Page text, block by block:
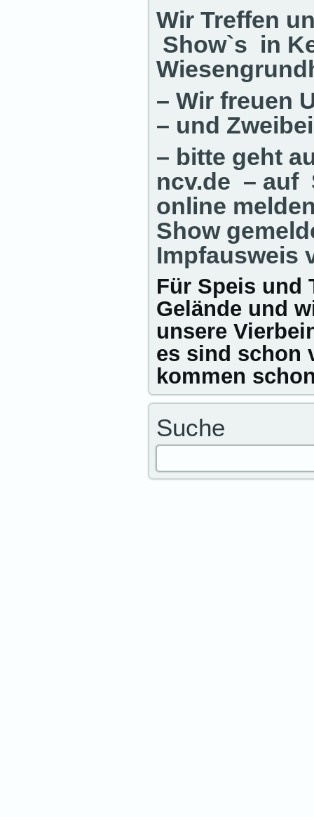
Wir Treffen
Show`s in
– Wir freuen
– und
– bitte geht
ncv.de – auf
online
Show
Impfausweis
Für Speis und
Gelände und
unsere
es sind schon
kommen
Suche